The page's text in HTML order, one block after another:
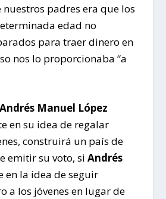
padres era que los
edad no
para traer dinero en
nos lo proporcionaba “a
Andrés Manuel López
en su idea de regalar
construirá un país de
emitir su voto, si Andrés
en la idea de seguir
a los jóvenes en lugar de